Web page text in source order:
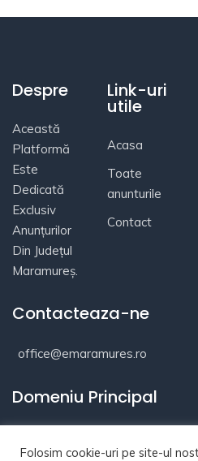
Despre
Această
Platformă
Este
Dedicată
Exclusiv
Anunțurilor
Din Județul
Maramureș.
Link-uri
utile
Acasa
Toate
anunturile
Contact
Contacteaza-ne
office@emaramures.ro
Domeniu Principal
Folosim cookie-uri pe site-ul